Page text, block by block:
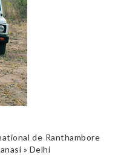
de Ranthambore
» Delhi